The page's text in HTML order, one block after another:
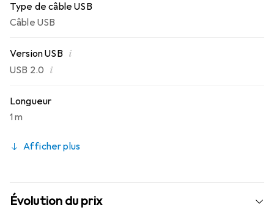
Type de câble USB
Câble USB
Version USB i
USB 2.0 i
Longueur
1 m
Afficher plus
Évolution du prix